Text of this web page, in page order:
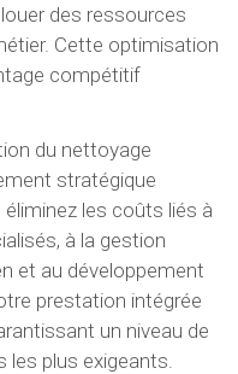
des ressources
Cette optimisation
compétitif
du nettoyage
stratégique
les coûts liés à
à la gestion
et au développement
prestation intégrée
un niveau de
plus exigeants.